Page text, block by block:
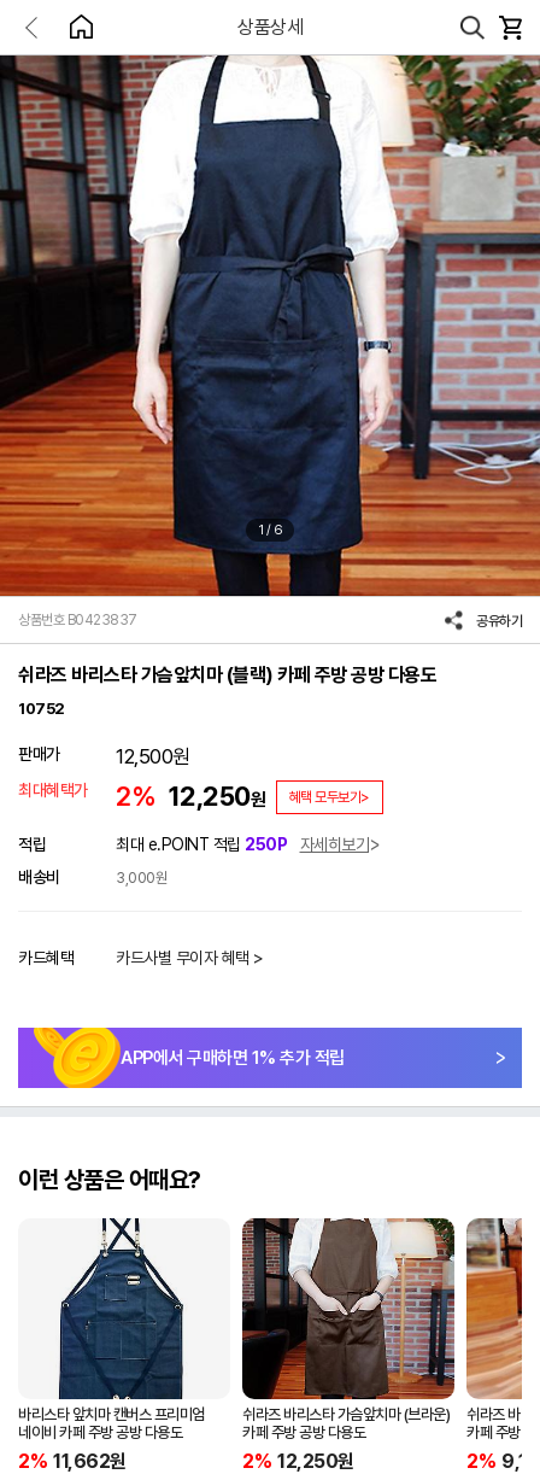
상품상세
1 / 6
상품번호 B0423837 공유하기
쉬라즈 바리스타 가슴앞치마 (블랙) 카페 주방 공방 다용도
10752
판매가 12,500원
최대혜택가 2% 12,250원 혜택 모두보기>
적립 최대 e.POINT 적립 250P
자세히보기
배송비
3,000원
카드혜택 카드사별 무이자 혜택 >
APP에서 구매하면 1% 추가 적립
이런 상품은 어때요?
바리스타 앞치마 캔버스 프리미엄
네이비 카페 주방 공방 다용도
2% 11,662원
쉬라즈 바리스타 가슴앞치마 (브라운)
카페 주방 공방 다용도
2% 12,250원
쉬라즈 바리
카페 주방 공
2%